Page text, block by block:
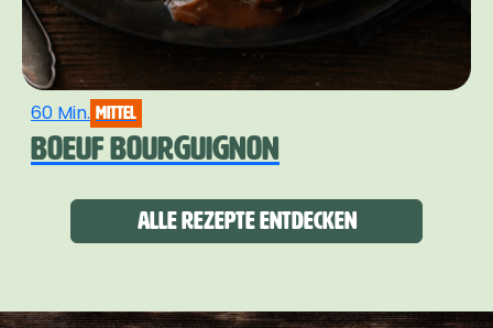
60 Min. mittel
BOEUF BOURGUIGNON
Alle Rezepte entdecken